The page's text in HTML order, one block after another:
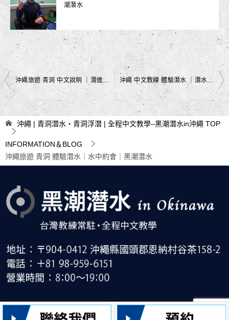
潮潛水
文
章
導
覽
沖繩旅遊 青洞 中文說明 ｜潛進探險｜黑潮潛水 沖繩 中文教練 體驗潛水 ｜潛水探索｜黑潮潛水
沖繩 | 青洞潛水・青洞浮潛 | 全程中文教學–黑潮潛水in沖繩 TOP
INFORMATION＆BLOG
沖繩旅遊 青洞 體驗潛水｜水中約會｜黑潮潛水